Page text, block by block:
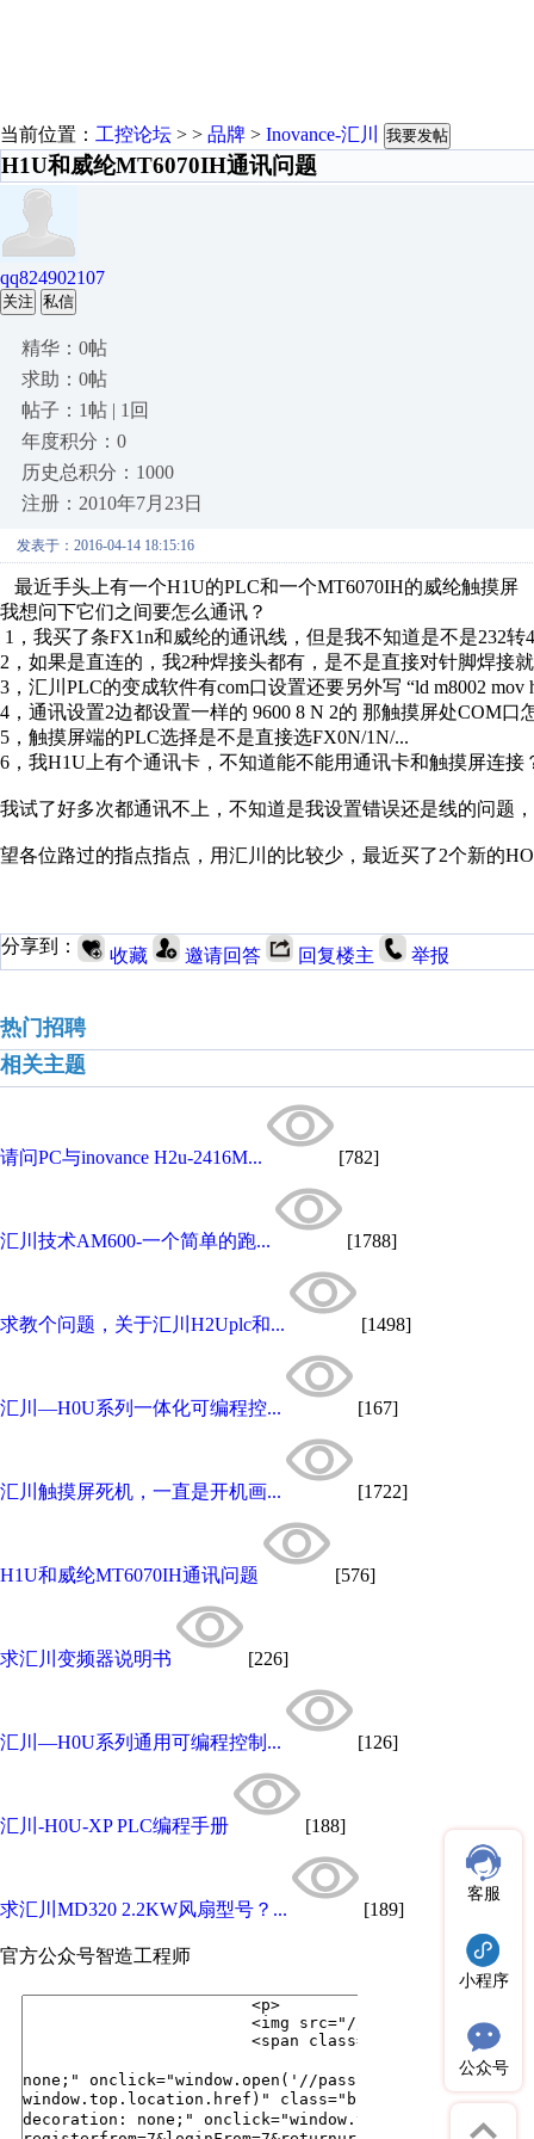
当前位置： 工控论坛 > > 品牌 > Inovance-汇川 我要发帖
H1U和威纶MT6070IH通讯问题
qq824902107
关注 私信
精华：0帖
求助：0帖
帖子：1帖 | 1回
年度积分：0
历史总积分：1000
注册：2010年7月23日
发表于：2016-04-14 18:15:16
最近手头上有一个H1U的PLC和一个MT6070IH的威纶触摸屏
我想问下它们之间要怎么通讯？
1，我买了条FX1n和威纶的通讯线，但是我不知道是不是232
2，如果是直连的，我2种焊接头都有，是不是直接对针脚焊接
3，汇川PLC的变成软件有com口设置还要另外写 “ld m8002 mov
4，通讯设置2边都设置一样的 9600 8 N 2的 那触摸屏处COM口
5，触摸屏端的PLC选择是不是直接选FX0N/1N/...
6，我H1U上有个通讯卡，不知道能不能用通讯卡和触摸屏连接
我试了好多次都通讯不上，不知道是我设置错误还是线的问题
望各位路过的指点指点，用汇川的比较少，最近买了2个新的
分享到： 收藏 邀请回答 回复楼主 举报
热门招聘
相关主题
请问PC与inovance H2u-2416M... [782]
汇川技术AM600-一个简单的跑... [1788]
求教个问题，关于汇川H2Uplc和... [1498]
汇川—H0U系列一体化可编程控... [167]
汇川触摸屏死机，一直是开机画... [1722]
H1U和威纶MT6070IH通讯问题 [576]
求汇川变频器说明书 [226]
汇川—H0U系列通用可编程控制... [126]
汇川-H0U-XP PLC编程手册 [188]
求汇川MD320 2.2KW风扇型号？... [189]
官方公众号智造工程师
客服
小程序
公众号